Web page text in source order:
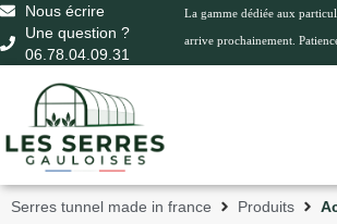
Nous écrire
Une question ?
06.78.04.09.31
La gamme dédiée aux
arrive prochainement.
Serres tunnel made in france Produits